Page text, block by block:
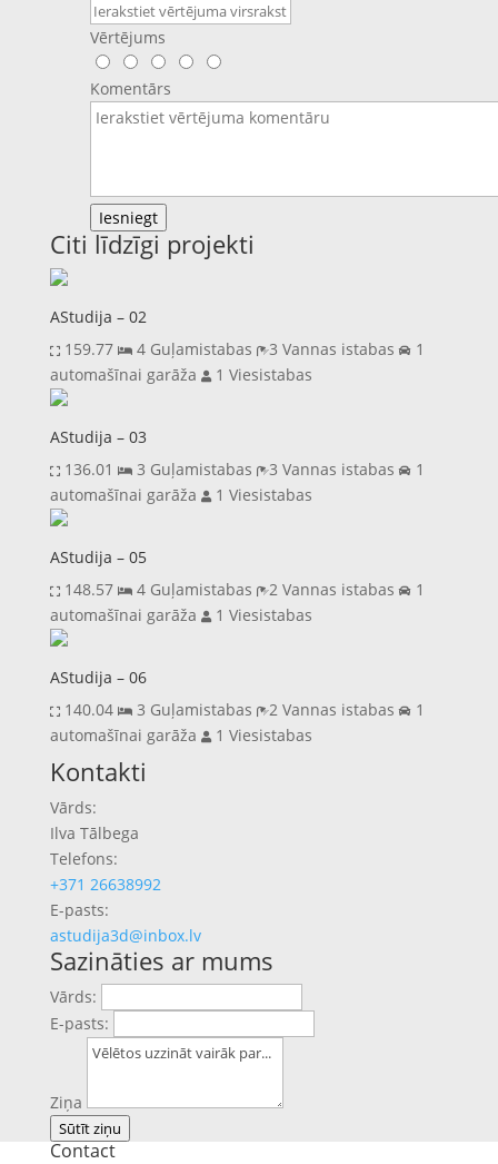
Vērtējums
Komentārs
Iesniegt
Citi līdzīgi projekti
AStudija – 02
159.77
4 Guļamistabas 3 Vannas istabas 1
automašīnai garāža
1 Viesistabas
AStudija – 03
136.01
3 Guļamistabas 3 Vannas istabas 1
automašīnai garāža
1 Viesistabas
AStudija – 05
148.57
4 Guļamistabas 2 Vannas istabas 1
automašīnai garāža
1 Viesistabas
AStudija – 06
140.04
3 Guļamistabas 2 Vannas istabas 1
automašīnai garāža
1 Viesistabas
Previous
Next
Kontakti
Vārds:
Ilva Tālbega
Telefons:
+371 26638992
E-pasts:
astudija3d@inbox.lv
Sazināties ar mums
Vārds:
E-pasts:
Ziņa
Sūtīt ziņu
Contact